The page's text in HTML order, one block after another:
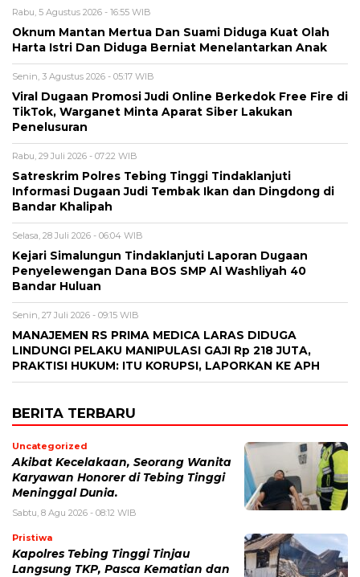
Rabu, 5 Agustus 2026 - 16:55 WIB
Oknum Mantan Mertua Dan Suami Diduga Kuat Olah
Harta Istri Dan Diduga Berniat Menelantarkan Anak
Senin, 3 Agustus 2026 - 05:17 WIB
Viral Dugaan Promosi Judi Online Berkedok Free Fire di
TikTok, Warganet Minta Aparat Siber Lakukan
Penelusuran
Rabu, 29 Juli 2026 - 07:22 WIB
Satreskrim Polres Tebing Tinggi Tindaklanjuti
Informasi Dugaan Judi Tembak Ikan dan Dingdong di
Bandar Khalipah
Selasa, 28 Juli 2026 - 06:04 WIB
Kejari Simalungun Tindaklanjuti Laporan Dugaan
Penyelewengan Dana BOS SMP Al Washliyah 40
Bandar Huluan
Senin, 27 Juli 2026 - 09:15 WIB
MANAJEMEN RS PRIMA MEDICA LARAS DIDUGA
LINDUNGI PELAKU MANIPULASI GAJI Rp 218 JUTA,
PRAKTISI HUKUM: ITU KORUPSI, LAPORKAN KE APH
BERITA TERBARU
Uncategorized
Akibat Kecelakaan, Seorang Wanita
Karyawan Honorer di Tebing Tinggi
Meninggal Dunia.
Sabtu, 8 Agu 2026 - 08:12 WIB
Pristiwa
Kapolres Tebing Tinggi Tinjau
Langsung TKP, Pasca Kematian dan